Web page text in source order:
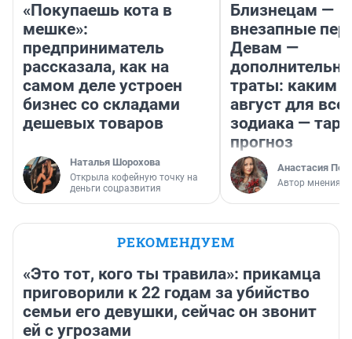
«Покупаешь кота в
мешке»:
предприниматель
рассказала, как на
самом деле устроен
бизнес со складами
дешевых товаров
Наталья Шорохова
Открыла кофейную точку на
деньги соцразвития
Близнецам —
внезапные
Девам —
траты: каким
август для
зодиака —
прогноз
Анастасия
Автор мнения
РЕКОМЕНДУЕМ
«Это тот, кого ты травила»: прикамца
приговорили к 22 годам за убийство
семьи его девушки, сейчас он звонит
ей с угрозами